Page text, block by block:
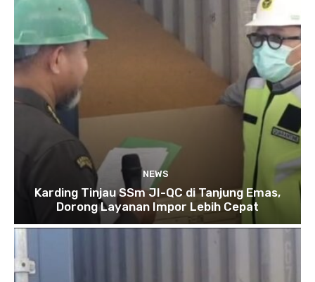
NEWS
Karding Tinjau SSm JI-QC di Tanjung Emas,
Dorong Layanan Impor Lebih Cepat